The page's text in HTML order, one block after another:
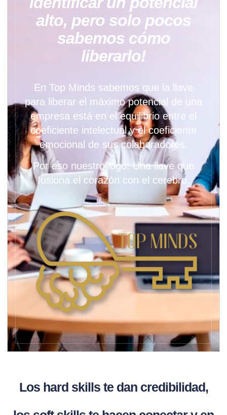
alto, pero solo pocos
sabemos cómo
liberarlo!
En Top Minds sabemos que la llave
para liberar el máximo potencial de una
empresa está en el equilibrio entre el
coeficiente intelectual y el coeficiente
emocional de sus colaboradores.
Por eso nuestro logo: Una llave que
fusiona el corazón con el cerebro.
Los hard skills te dan credibilidad,